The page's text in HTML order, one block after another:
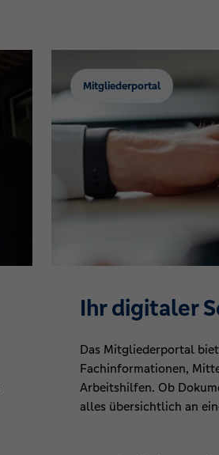
Mitgliederportal
Ihr digitaler
Das Mitgliederportal
Fachinformationen,
Arbeitshilfen. Ob
alles übersichtlich an